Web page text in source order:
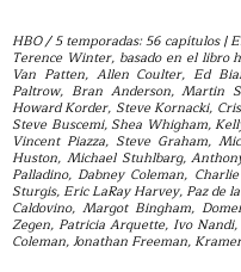
HBO / 5 temporadas: 56 capítulos |
Terence Winter, basado en el libro
Van Patten, Allen Coulter, Ed
Paltrow, Bran Anderson, Martin
Howard Korder, Steve Kornacki,
Steve Buscemi, Shea Whigham,
Vincent Piazza, Steve Graham,
Huston, Michael Stuhlbarg,
Palladino, Dabney Coleman,
Sturgis, Eric LaRay Harvey, Paz de
Caldovino, Margot Bingham,
Zegen, Patricia Arquette, Ivo
Coleman, Jonathan Freeman,